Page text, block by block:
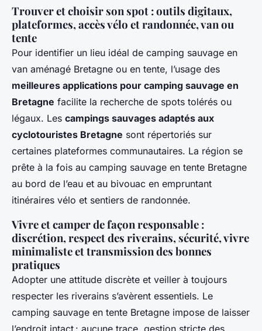
Trouver et choisir son spot : outils digitaux,
plateformes, accès vélo et randonnée, van ou
tente
Pour identifier un lieu idéal de camping sauvage en
van aménagé Bretagne ou en tente, l’usage des
meilleures applications pour camping sauvage en
Bretagne facilite la recherche de spots tolérés ou
légaux. Les campings sauvages adaptés aux
cyclotouristes Bretagne sont répertoriés sur
certaines plateformes communautaires. La région se
prête à la fois au camping sauvage en tente Bretagne
au bord de l’eau et au bivouac en empruntant
itinéraires vélo et sentiers de randonnée.
Vivre et camper de façon responsable :
discrétion, respect des riverains, sécurité, vivre
minimaliste et transmission des bonnes
pratiques
Adopter une attitude discrète et veiller à toujours
respecter les riverains s’avèrent essentiels. Le
camping sauvage en tente Bretagne impose de laisser